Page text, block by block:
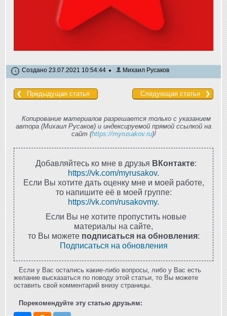
Создано 23.07.2021 10:54:44 Михаил Русаков
Предыдущая статья Следующая статья
Копирование материалов разрешается только с указанием
автора (Михаил Русаков) и индексируемой прямой ссылкой на
сайт (https://myrusakov.ru)!
Добавляйтесь ко мне в друзья ВКонтакте:
https://vk.com/myrusakov.
Если Вы хотите дать оценку мне и моей работе,
то напишите её в моей группе:
https://vk.com/rusakovmy.
Если Вы не хотите пропустить новые
материалы на сайте,
то Вы можете подписаться на обновления:
Подписаться на обновления
Если у Вас остались какие-либо вопросы, либо у Вас есть
желание высказаться по поводу этой статьи, то Вы можете
оставить свой комментарий внизу страницы.
Порекомендуйте эту статью друзьям: